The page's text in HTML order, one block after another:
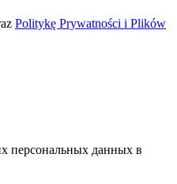
Politykę Prywatności i Plików
персональных данных в